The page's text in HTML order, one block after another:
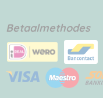
Betaalmethodes